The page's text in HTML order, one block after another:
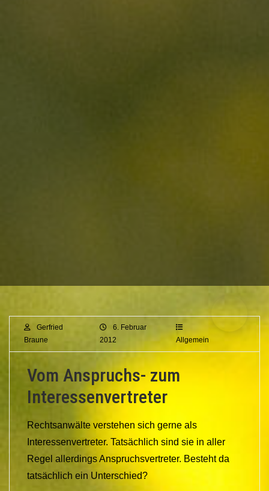
Gerfried
Braune
6. Februar
2012
Allgemein
Vom Anspruchs- zum
Interessenvertreter
Rechtsanwälte verstehen sich gerne als
Interessenvertreter. Tatsächlich sind sie in aller
Regel allerdings Anspruchsvertreter. Besteht da
tatsächlich ein Unterschied?